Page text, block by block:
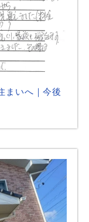
まいへ｜今後